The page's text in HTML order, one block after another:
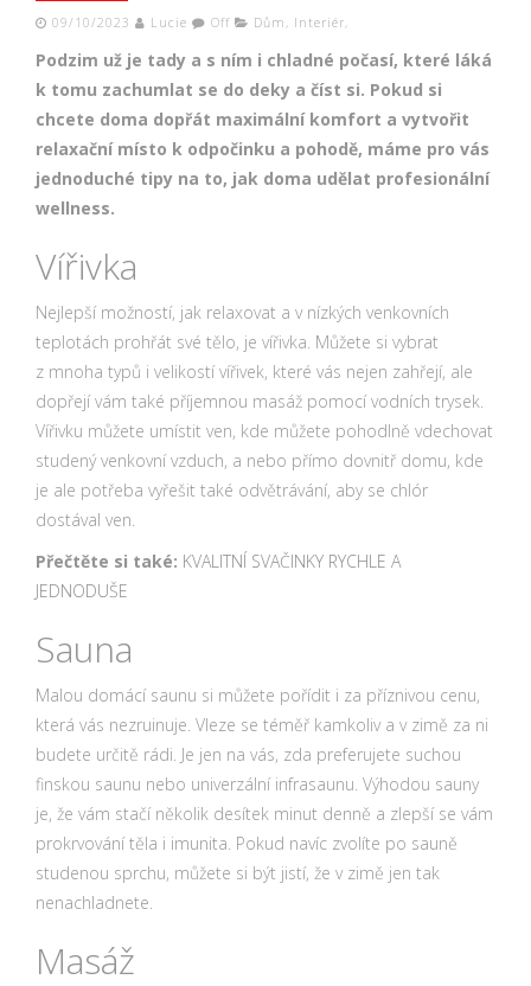
09/10/2023 Lucie Off Dům , Interiér,
Podzim už je tady a s ním i chladné počasí, které láká
k tomu zachumlat se do deky a číst si. Pokud si
chcete doma dopřát maximální komfort a vytvořit
relaxační místo k odpočinku a pohodě, máme pro vás
jednoduché tipy na to, jak doma udělat profesionální
wellness.
Vířivka
Nejlepší možností, jak relaxovat a v nízkých venkovních
teplotách prohřát své tělo, je vířivka. Můžete si vybrat
z mnoha typů i velikostí vířivek, které vás nejen zahřejí, ale
dopřejí vám také příjemnou masáž pomocí vodních trysek.
Vířivku můžete umístit ven, kde můžete pohodlně vdechovat
studený venkovní vzduch, a nebo přímo dovnitř domu, kde
je ale potřeba vyřešit také odvětrávání, aby se chlór
dostával ven.
Přečtěte si také: KVALITNÍ SVAČINKY RYCHLE A
JEDNODUŠE
Sauna
Malou domácí saunu si můžete pořídit i za příznivou cenu,
která vás nezruinuje. Vleze se téměř kamkoliv a v zimě za ni
budete určitě rádi. Je jen na vás, zda preferujete suchou
finskou saunu nebo univerzální infrasaunu. Výhodou sauny
je, že vám stačí několik desítek minut denně a zlepší se vám
prokrvování těla i imunita. Pokud navíc zvolíte po sauně
studenou sprchu, můžete si být jistí, že v zimě jen tak
nenachladnete.
Masáž